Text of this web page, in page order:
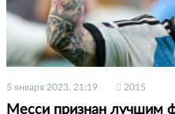
5 января 2023, 21:19 2015
Месси признан лучшим